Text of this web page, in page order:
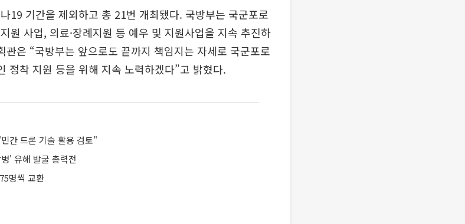
19 기간을 제외하고 총 21번 개최됐다. 국방부는 국군포로
원 사업, 의료·장례지원 등 예우 및 지원사업을 지속 추진하
관은 “국방부는 앞으로도 끝까지 책임지는 자세로 국군포로
정착 지원 등을 위해 지속 노력하겠다”고 밝혔다.
간 드론 기술 활용 검토"
' 유해 발굴 총력전
명씩 교환